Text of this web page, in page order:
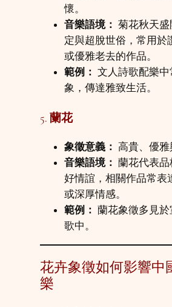
懷。
音樂語境： 菊花秋天
定與超脫世俗，常用於
或優雅老去的作品。
範例： 文人詩歌配樂
象，傳達雅致生活。
5.蘭花
象徵意義： 高貴、優雅
音樂語境： 蘭花代表
好情誼，相關作品常表
或深厚情感。
範例： 蘭花象徵多見
歌中。
花卉象徵如何影響中
樂